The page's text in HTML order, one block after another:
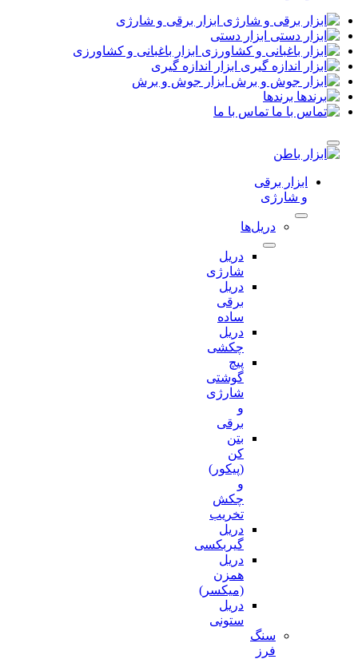
ابزار برقی و شارژی
ابزار دستی
ابزار باغبانی و کشاورزی
ابزار اندازه گیری
ابزار جوش و برش
برندها
تماس با ما
ابزار برقی
و شارژی
دریل‌ها
دریل
شارژی
دریل
دریل
چکشی
گوشتی
شارژی
(پیکور)
چکش
تخریب
دریل
گیربکسی
دریل
همزن
(میکسر)
دریل
ستونی
سنگ